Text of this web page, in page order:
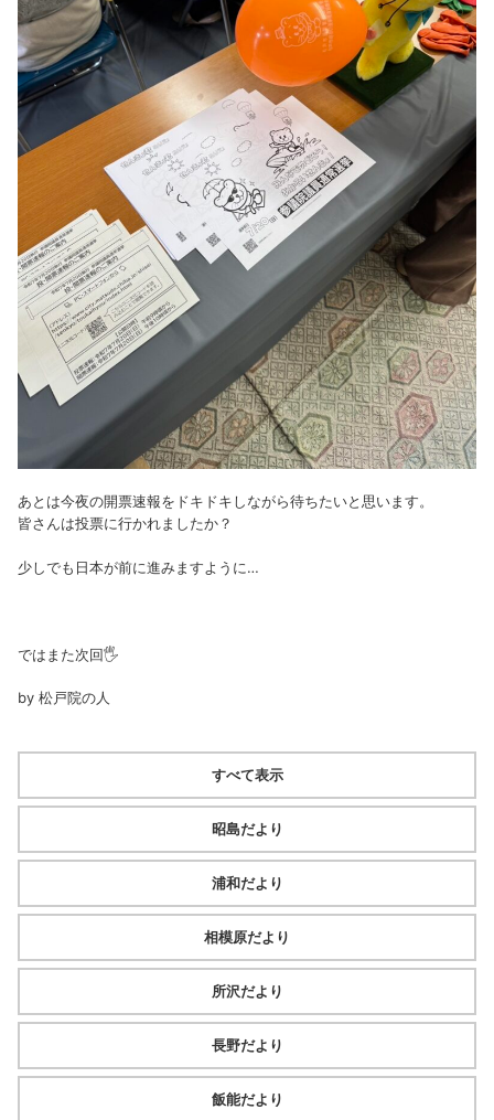
あとは今夜の開票速報をドキドキしながら待ちたいと思います。
皆さんは投票に行かれましたか？
少しでも日本が前に進みますように…
ではまた次回🖐️
by 松戸院の人
すべて表示
昭島だより
浦和だより
相模原だより
所沢だより
長野だより
飯能だより